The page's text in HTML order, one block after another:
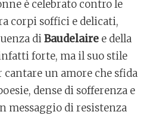
è celebrato contro le
corpi soffici e delicati,
diBaudelaire e della
forte, ma il suo stile
un amore che sfida
dense di sofferenza e
messaggio di resistenza